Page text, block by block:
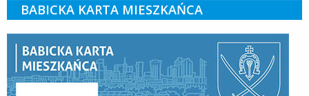
BABICKA KARTA MIESZKAŃCA